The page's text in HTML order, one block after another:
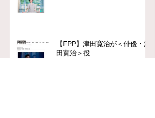
【FPP】津田寛治が＜俳優・津
田寛治＞役